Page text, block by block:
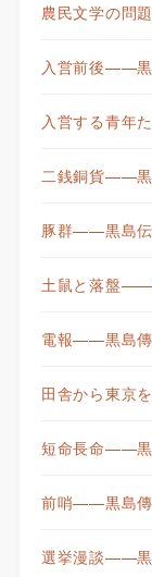
農民文学の問
入営前後——
入営する青年
二銭銅貨——
豚群——黒島
土鼠と落盤——
電報——黒島
田舎から東京
短命長命——
前哨——黒島
選挙漫談——